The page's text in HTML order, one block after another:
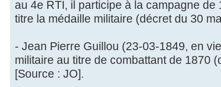
au 4e RTI, il participe à la campagne
titre la médaille militaire (décret du 30
- Jean Pierre Guillou (23-03-1849, en
militaire au titre de combattant de 1870
[Source : JO].